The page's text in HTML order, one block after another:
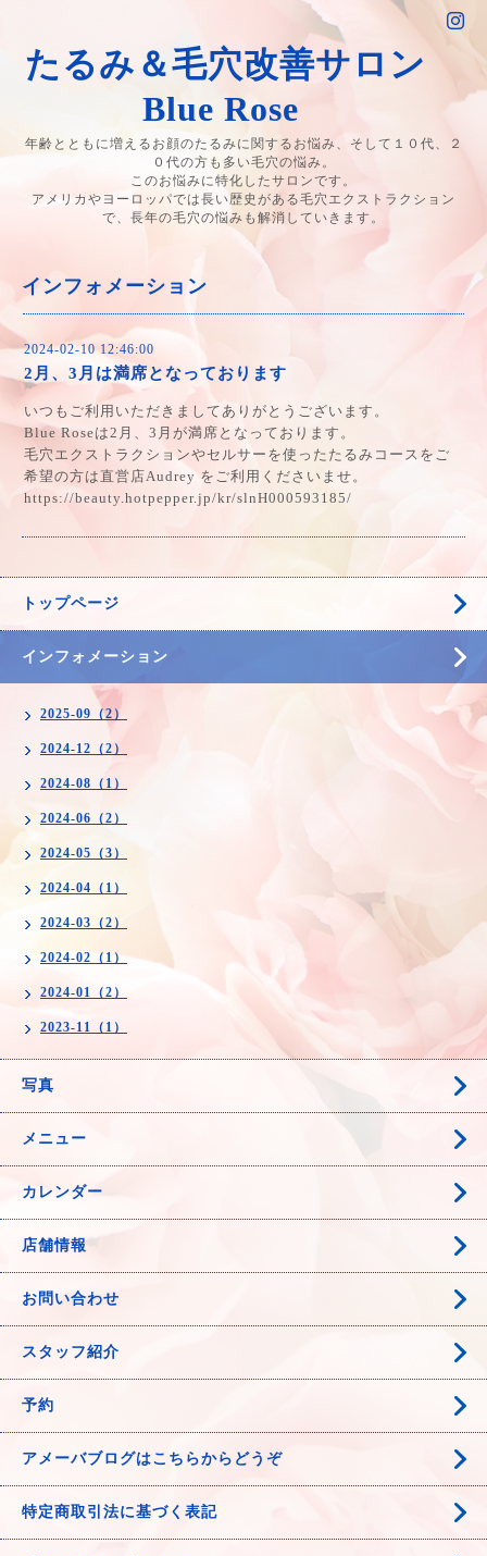
たるみ＆毛穴改善サロン
Blue Rose
年齢とともに増えるお顔のたるみに関するお悩み、そして１０代、２
０代の方も多い毛穴の悩み。
このお悩みに特化したサロンです。
アメリカやヨーロッパでは長い歴史がある毛穴エクストラクション
で、長年の毛穴の悩みも解消していきます。
インフォメーション
2024-02-10 12:46:00
2月、3月は満席となっております
いつもご利用いただきましてありがとうございます。
Blue Roseは2月、3月が満席となっております。
毛穴エクストラクションやセルサーを使ったたるみコースをご
希望の方は直営店Audrey をご利用くださいませ。
https://beauty.hotpepper.jp/kr/slnH000593185/
トップページ
インフォメーション
2025-09（2）
2024-12（2）
2024-08（1）
2024-06（2）
2024-05（3）
2024-04（1）
2024-03（2）
2024-02（1）
2024-01（2）
2023-11（1）
写真
メニュー
カレンダー
店舗情報
お問い合わせ
スタッフ紹介
予約
アメーバブログはこちらからどうぞ
特定商取引法に基づく表記